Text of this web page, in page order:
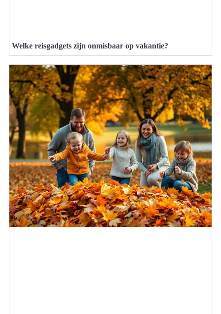
Welke reisgadgets zijn onmisbaar op vakantie?